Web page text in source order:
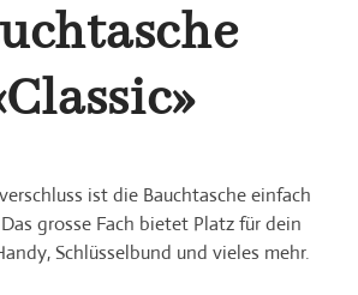
ist die Bauchtasche einfach
grosse Fach bietet Platz für dein
Schlüsselbund und vieles mehr.